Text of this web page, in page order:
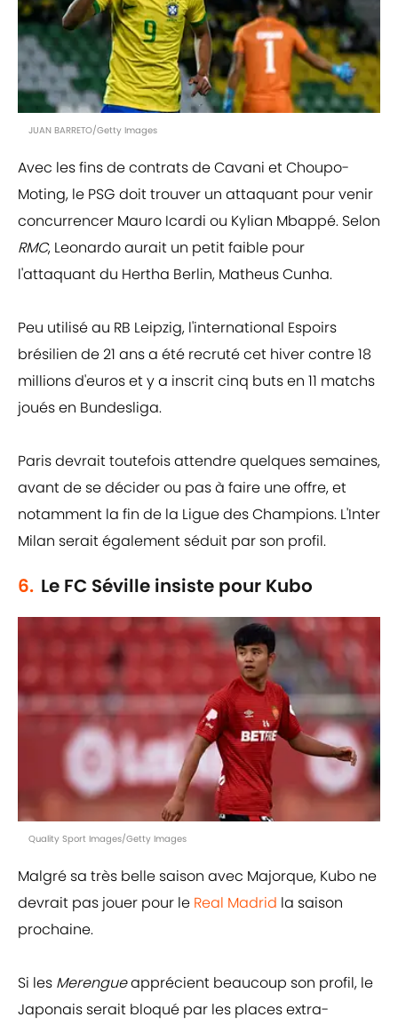
JUAN BARRETO/Getty Images
Avec les fins de contrats de Cavani et Choupo-
Moting, le PSG doit trouver un attaquant pour venir
concurrencer Mauro Icardi ou Kylian Mbappé. Selon
RMC, Leonardo aurait un petit faible pour
l'attaquant du Hertha Berlin, Matheus Cunha.
Peu utilisé au RB Leipzig, l'international Espoirs
brésilien de 21 ans a été recruté cet hiver contre 18
millions d'euros et y a inscrit cinq buts en 11 matchs
joués en Bundesliga.
Paris devrait toutefois attendre quelques semaines,
avant de se décider ou pas à faire une offre, et
notamment la fin de la Ligue des Champions. L'Inter
Milan serait également séduit par son profil.
6. Le FC Séville insiste pour Kubo
Quality Sport Images/Getty Images
Malgré sa très belle saison avec Majorque, Kubo ne
devrait pas jouer pour le Real Madrid la saison
prochaine.
Si les Merengueapprécient beaucoup son profil, le
Japonais serait bloqué par les places extra-